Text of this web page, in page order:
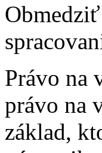
Právo na
právo na
základ,